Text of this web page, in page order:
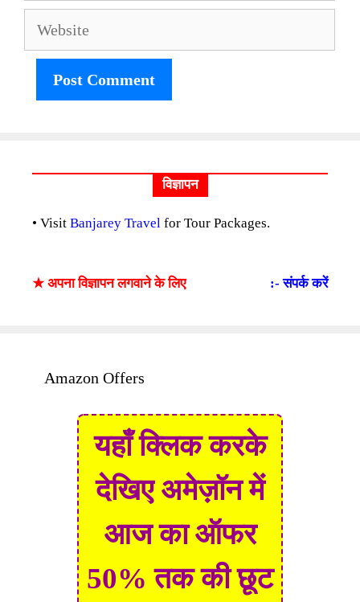
Website
विज्ञापन
• Visit Banjarey Travel for Tour Packages.
★ अपना विज्ञापन लगवाने के लिए :- संपर्क करें
Amazon Offers
यहाँ क्लिक करके
देखिए अमेज़ॉन में
आज का ऑफर
50% तक की छूट